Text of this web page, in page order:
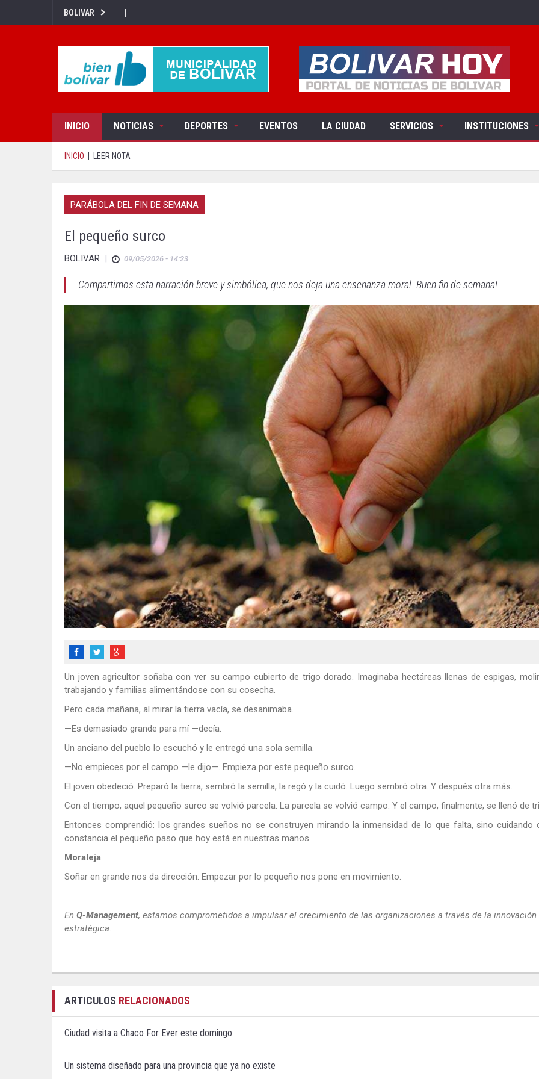
BOLIVAR |
INICIO NOTICIAS DEPORTES EVENTOS LA CIUDAD SERVICIOS INSTITUCIONES
INICIO LEER NOTA
PARÁBOLA DEL FIN DE SEMANA
El pequeño surco
BOLIVAR | 09/05/2026 - 14:23
Compartimos esta narración breve y simbólica, que nos deja una enseñanza moral. Buen fin de semana!
Un joven agricultor soñaba con ver su campo cubierto de trigo dorado. Imaginaba hectáreas llenas de espigas,
trabajando y familias alimentándose con su cosecha.
Pero cada mañana, al mirar la tierra vacía, se desanimaba.
—Es demasiado grande para mí —decía.
Un anciano del pueblo lo escuchó y le entregó una sola semilla.
—No empieces por el campo —le dijo—. Empieza por este pequeño surco.
El joven obedeció. Preparó la tierra, sembró la semilla, la regó y la cuidó. Luego sembró otra. Y después otra más.
Con el tiempo, aquel pequeño surco se volvió parcela. La parcela se volvió campo. Y el campo, finalmente, se llenó de
Entonces comprendió: los grandes sueños no se construyen mirando la inmensidad de lo que falta, sino cuidando
constancia el pequeño paso que hoy está en nuestras manos.
Moraleja
Soñar en grande nos da dirección. Empezar por lo pequeño nos pone en movimiento.
En Q-Management, estamos comprometidos a impulsar el crecimiento de las organizaciones a través de la innovación
estratégica.
ARTICULOS RELACIONADOS
Ciudad visita a Chaco For Ever este domingo
Un sistema diseñado para una provincia que ya no existe